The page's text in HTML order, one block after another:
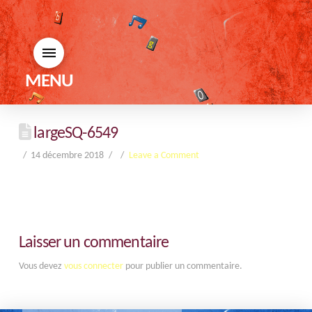
MENU
largeSQ-6549
14 décembre 2018 Leave a Comment
Laisser un commentaire
Vous devez vous connecterpour publier un commentaire.